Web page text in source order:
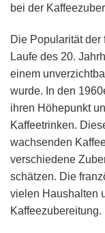
bei der
Die Popularität
Laufe des 20.
einem
wurde. In den
ihren Höhepunkt
Kaffeetrinken.
wachsenden
verschiedene
schätzen. Die
vielen Haushalten
Kaffeezubereitung.